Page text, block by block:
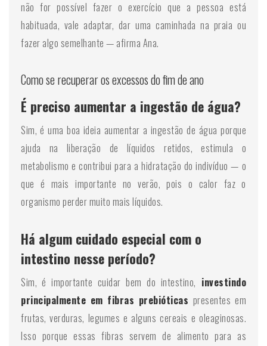
não for possível fazer o exercício que a pessoa está
habituada, vale adaptar, dar uma caminhada na praia ou
fazer algo semelhante — afirma Ana.
Como se recuperar os excessos do fim de ano
É preciso aumentar a ingestão de água?
Sim, é uma boa ideia aumentar a ingestão de água porque
ajuda na liberação de líquidos retidos, estimula o
metabolismo e contribui para a hidratação do indivíduo — o
que é mais importante no verão, pois o calor faz o
organismo perder muito mais líquidos.
Há algum cuidado especial com o
intestino nesse período?
Sim, é importante cuidar bem do intestino, investindo
principalmente em fibras prebióticas presentes em
frutas, verduras, legumes e alguns cereais e oleaginosas.
Isso porque essas fibras servem de alimento para as